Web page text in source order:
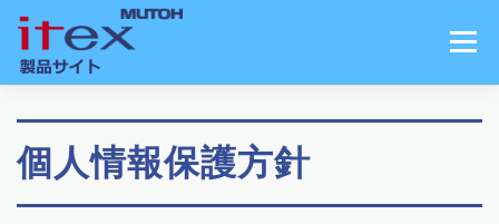
メニュー
個人情報保護方針